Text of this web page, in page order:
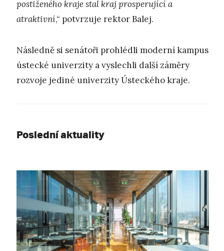
postiženého kraje stal kraj prosperující a
atraktivní,“ potvrzuje rektor Balej.
Následně si senátoři prohlédli moderní kampus
ústecké univerzity a vyslechli další záměry
rozvoje jediné univerzity Ústeckého kraje.
Poslední aktuality